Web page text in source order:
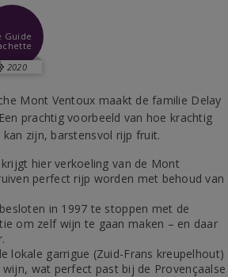
Guide
2020
Mont Ventoux maakt de familie Delay
prachtig voorbeeld van hoe krachtig
zijn, barstensvol rijp fruit.
hier verkoeling van de Mont
perfect rijp worden met behoud van
in 1997 te stoppen met de
om zelf wijn te gaan maken – en daar
lokale garrigue (Zuid-Frans kreupelhout)
wat perfect past bij de Provençaalse